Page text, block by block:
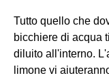
Tutto quello che
bicchiere di acqua
diluito all'interno.
limone vi